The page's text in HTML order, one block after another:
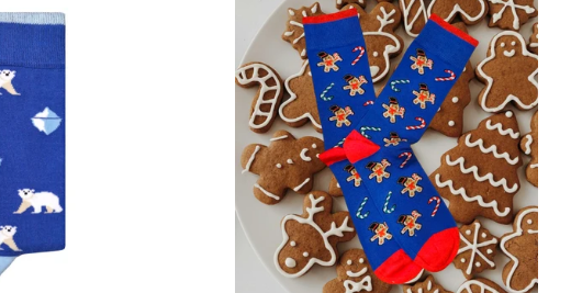
Prix
régulier
Prix
régulier